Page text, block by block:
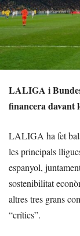
LALIGA i
financera davant
LALIGA ha fet
les principals
espanyol,
sostenibilitat
altres tres grans
“crítics”.